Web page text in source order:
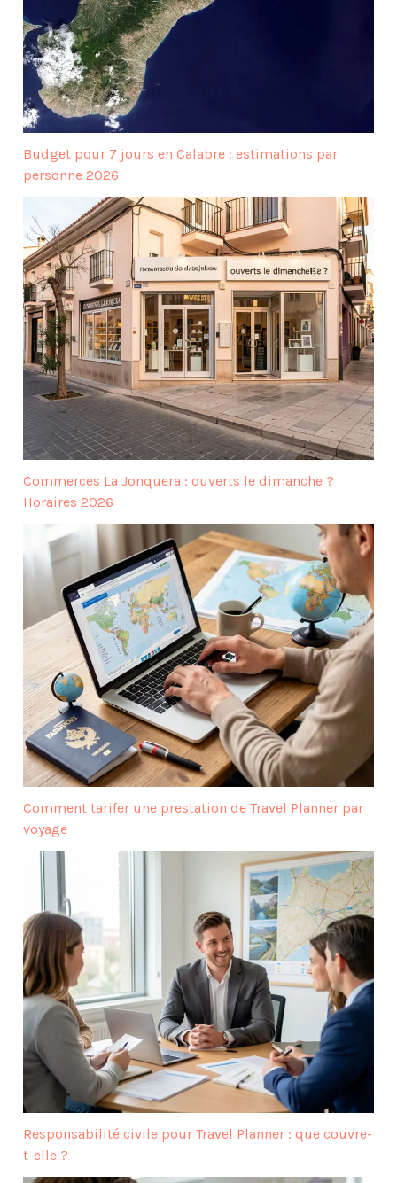
Budget pour 7 jours en Calabre : estimations par
personne 2026
Commerces La Jonquera : ouverts le dimanche ?
Horaires 2026
Comment tarifer une prestation de Travel Planner par
voyage
Responsabilité civile pour Travel Planner : que couvre-
t-elle ?